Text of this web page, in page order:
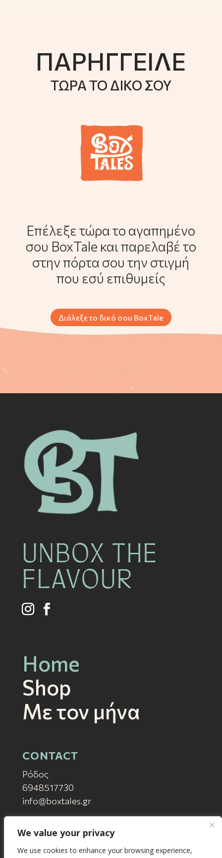
We value your privacy
We use cookies to enhance your browsing experience,
ΠΑΡΗΓΓΕΙΛΕ
ΤΩΡΑ ΤΟ ΔΙΚΟ ΣΟΥ
Επέλεξε τώρα το αγαπημένο
σου BoxTale και παρελαβέ το
στην πόρτα σου την στιγμή
που εσύ επιθυμείς
Διάλεξε το δικό σου BoxTale
UNBOX THE
FLAVOUR
Home
Shop
Mε τον μήνα
CONTACT
Ρόδος
6948517730
info@boxtales.gr
SUPPORT
Συχνές Ερωτήσεις